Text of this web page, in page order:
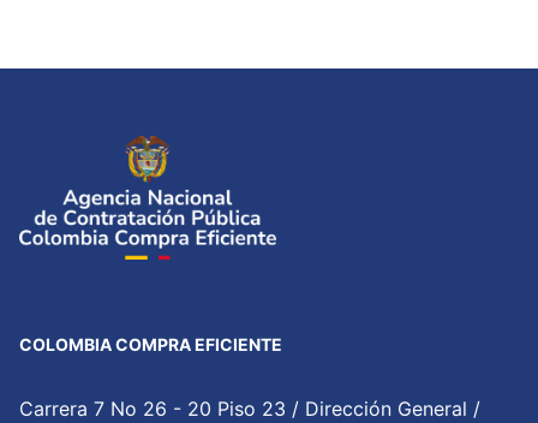
COLOMBIA COMPRA EFICIENTE
Carrera 7 No 26 - 20 Piso 23 / Dirección General /